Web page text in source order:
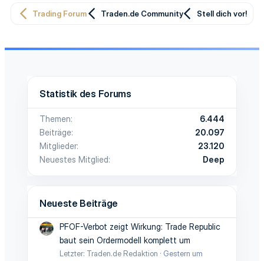
Trading Forum Traden.de Community Stell dich vor!
Statistik des Forums
Themen
6.444
Beiträge
20.097
Mitglieder
23.120
Neuestes Mitglied
Deep
Neueste Beiträge
PFOF-Verbot zeigt Wirkung: Trade Republic
baut sein Ordermodell komplett um
Letzter: Traden.de Redaktion
Gestern um